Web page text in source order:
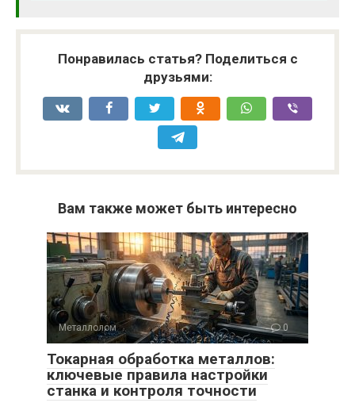
Понравилась статья? Поделиться с
друзьями:
Вам также может быть интересно
Металлолом 0
Токарная обработка металлов:
ключевые правила настройки
станка и контроля точности